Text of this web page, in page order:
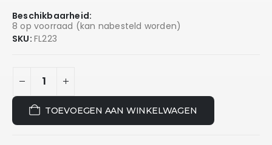
Beschikbaarheid:
8 op voorraad (kan nabesteld worden)
SKU: FL223
TOEVOEGEN AAN WINKELWAGEN